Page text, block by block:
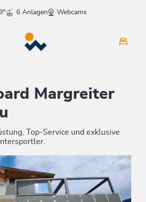
6 Anlagen Webcams
Margreiter
Top-Service und exklusive